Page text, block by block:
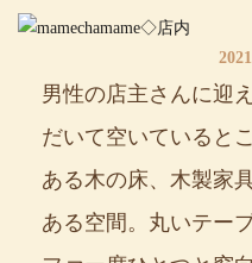
男性の店主さんに迎
だいて空いていると
ある木の床、木製家
ある空間。丸いテー